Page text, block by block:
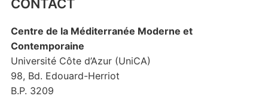
CONTACT
Centre de la Méditerranée Moderne et
Contemporaine
Université Côte d’Azur (UniCA)
98, Bd. Edouard-Herriot
B.P. 3209